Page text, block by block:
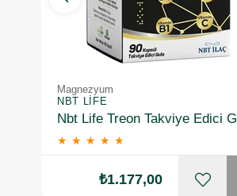
Magnezyum
NBT LIFE
★ ★ ★ ★ ★
₺1.177,00